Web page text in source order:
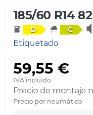
185/60 R14
D C
Etiquetado
59,55 €
IVA incluido
Precio de montaje
Precio por neumático